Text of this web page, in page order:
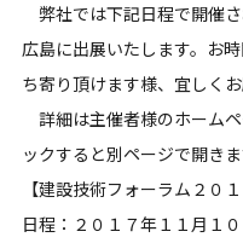
九州・沖縄（外
弊社では下記日程で開催
広島に出展いたします。お
ち寄り頂けます様、宜しくお
詳細は主催者様のホーム
ックすると別ページで開きま
【建設技術フォーラム２０
日程：２０１７年１１月１